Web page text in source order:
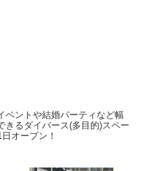
ベントや結婚パーティなど幅
きるダイバース(多目的)スペー
オープン！